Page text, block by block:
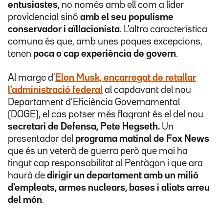
entusiastes, no només amb ell com a líder
providencial sinó amb el seu populisme
conservador i aïllacionista. L'altra característica
comuna és que, amb unes poques excepcions,
tenen poca o cap experiència de govern.
Al marge d' Elon Musk, encarregat de retallar
l'administració federal al capdavant del nou
Departament d'Eficiència Governamental
(DOGE), el cas potser més flagrant és el del nou
secretari de Defensa, Pete Hegseth. Un
presentador del programa matinal de Fox News
que és un veterà de guerra però que mai ha
tingut cap responsabilitat al Pentàgon i que ara
haurà de dirigir un departament amb un milió
d'empleats, armes nuclears, bases i aliats arreu
del món.